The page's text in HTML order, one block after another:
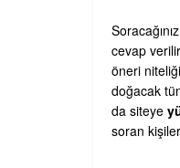
cevap
öneri
doğacak
da siteye
soran